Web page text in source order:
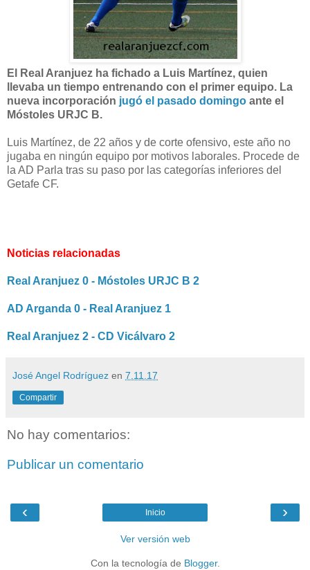
El Real Aranjuez ha fichado a Luis Martínez, quien
llevaba un tiempo entrenando con el primer equipo. La
nueva incorporación jugó el pasado domingo ante el
Móstoles URJC B.
Luis Martínez, de 22 años y de corte ofensivo, este año no
jugaba en ningún equipo por motivos laborales. Procede de
la AD Parla tras su paso por las categorías inferiores del
Getafe CF.
Noticias relacionadas
Real Aranjuez 0 - Móstoles URJC B 2
AD Arganda 0 - Real Aranjuez 1
Real Aranjuez 2 - CD Vicálvaro 2
José Angel Rodríguez en 7.11.17
Compartir
No hay comentarios:
Publicar un comentario
‹ ›
Inicio
Ver versión web
Con la tecnología de Blogger.